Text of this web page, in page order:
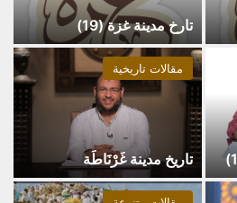
تارخ مدينة غزة (19)
مقالات تاريخية
تاريخ مدينة غَرْنَاطَة